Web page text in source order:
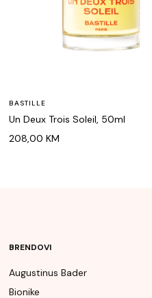
BASTILLE
Un Deux Trois Soleil, 50ml
208,00 KM
BRENDOVI
Augustinus Bader
Bionike